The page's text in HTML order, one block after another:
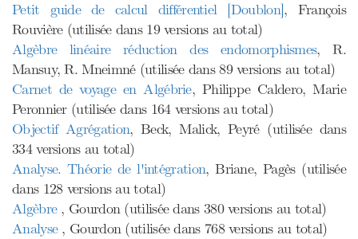
Petit guide de calcul différentiel [Doublon], François
Rouvière (utilisée dans 19 versions au total)
Algèbre linéaire réduction des endomorphismes, R.
Mansuy, R. Mneimné (utilisée dans 89 versions au total)
Carnet de voyage en Algébrie, Philippe Caldero, Marie
Peronnier (utilisée dans 164 versions au total)
Objectif Agrégation, Beck, Malick, Peyré (utilisée dans
334 versions au total)
Analyse. Théorie de l'intégration, Briane, Pagès (utilisée
dans 128 versions au total)
Algèbre , Gourdon (utilisée dans 380 versions au total)
Analyse , Gourdon (utilisée dans 768 versions au total)